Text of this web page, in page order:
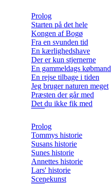
Prolog
Starten på det hele
Kongen af Bogø
Fra en svunden tid
En kærlighedshave
Der er kun stjernerne
En gammeldags købmand
En rejse tilbage i tiden
Jeg bruger naturen meget
Præsten der går med
Det du ikke fik med
Prolog
Tommys historie
Susans historie
Sunes historie
Annettes historie
Lars' historie
Scenekunst